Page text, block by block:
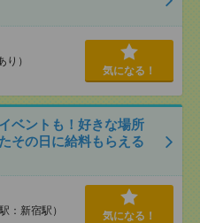
）
気になる！
ベントも！好きな場所
その日に給料もらえる
：新宿駅） 気になる！